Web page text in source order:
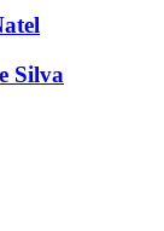
Silva